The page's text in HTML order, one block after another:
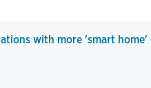
with more 'smart home'